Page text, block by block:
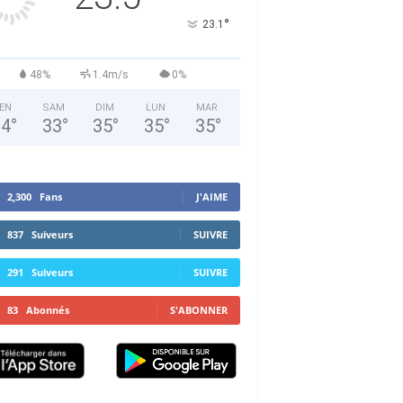
23.1 °
48% 1.4m/s 0%
°
SAM
33°
DIM
35°
LUN
35°
MAR
35°
2,300 Fans J'AIME
837 Suiveurs SUIVRE
291 Suiveurs SUIVRE
83 Abonnés S'ABONNER